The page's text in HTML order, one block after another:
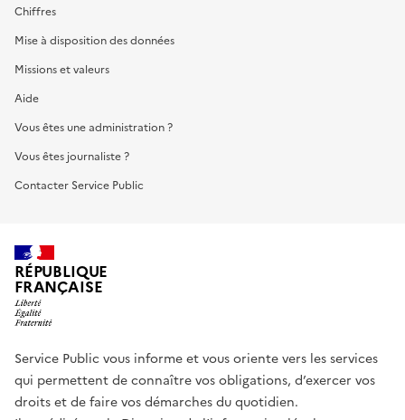
Chiffres
Mise à disposition des données
Missions et valeurs
Aide
Vous êtes une administration ?
Vous êtes journaliste ?
Contacter Service Public
RÉPUBLIQUE
FRANÇAISE
Service Public vous informe et vous oriente vers les services
qui permettent de connaître vos obligations, d’exercer vos
droits et de faire vos démarches du quotidien.